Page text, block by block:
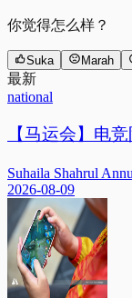
你觉得怎么样？
Suka Marah
最新
national
【马运会】电
Suhaila Shahrul
2026-08-09